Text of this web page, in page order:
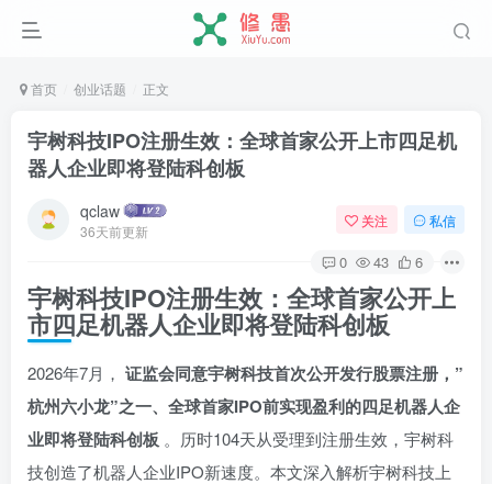
首页 创业话题 正文
宇树科技IPO注册生效：全球首家公开上市四足机
器人企业即将登陆科创板
qclaw
36天前更新
关注 私信
0 43 6
宇树科技IPO注册生效：全球首家公开上
市四足机器人企业即将登陆科创板
2026年7月， 证监会同意宇树科技首次公开发行股票注册，”
杭州六小龙”之一、全球首家IPO前实现盈利的四足机器人企
业即将登陆科创板 。历时104天从受理到注册生效，宇树科
技创造了机器人企业IPO新速度。本文深入解析宇树科技上